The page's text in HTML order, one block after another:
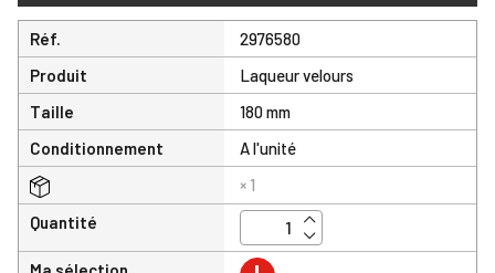
Réf.
2976580
Produit
Laqueur velours
Taille
180 mm
Conditionnement
A l'unité
× 1
Quantité